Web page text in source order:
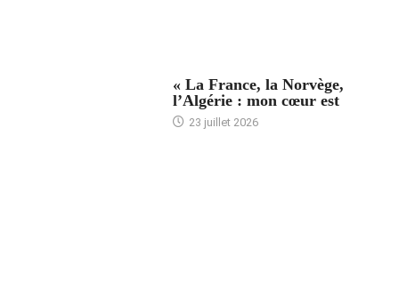
« La France, la Norvège,
l’Algérie : mon cœur est
23 juillet 2026